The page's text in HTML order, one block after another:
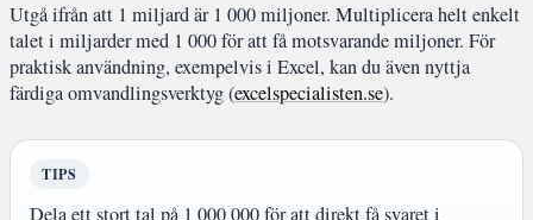
Utgå ifrån att 1 miljard är 1 000 miljoner. Multiplicera helt enkelt
talet i miljarder med 1 000 för att få motsvarande miljoner. För
praktisk användning, exempelvis i Excel, kan du även nyttja
färdiga omvandlingsverktyg (excelspecialisten.se).
TIPS
Dela ett stort tal på 1 000 000 för att direkt få svaret i